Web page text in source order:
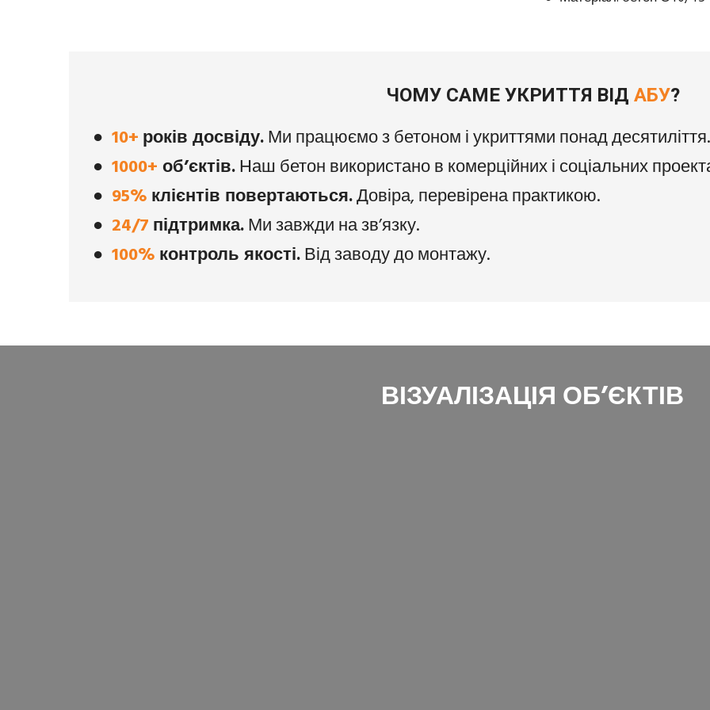
ЧОМУ САМЕ УКРИТТЯ ВІД АБУ?
● 10+ років досвіду.Ми працюємо з бетоном і укриттями понад десятиліття.
● 1000+ об’єктів.Наш бетон використано в комерційних і соціальних
● 95% клієнтів повертаються.Довіра, перевірена практикою.
● 24/7 підтримка.Ми завжди на зв’язку.
● 100% контроль якості.Від заводу до монтажу.
ВІЗУАЛІЗАЦІЯ ОБʼЄКТІВ